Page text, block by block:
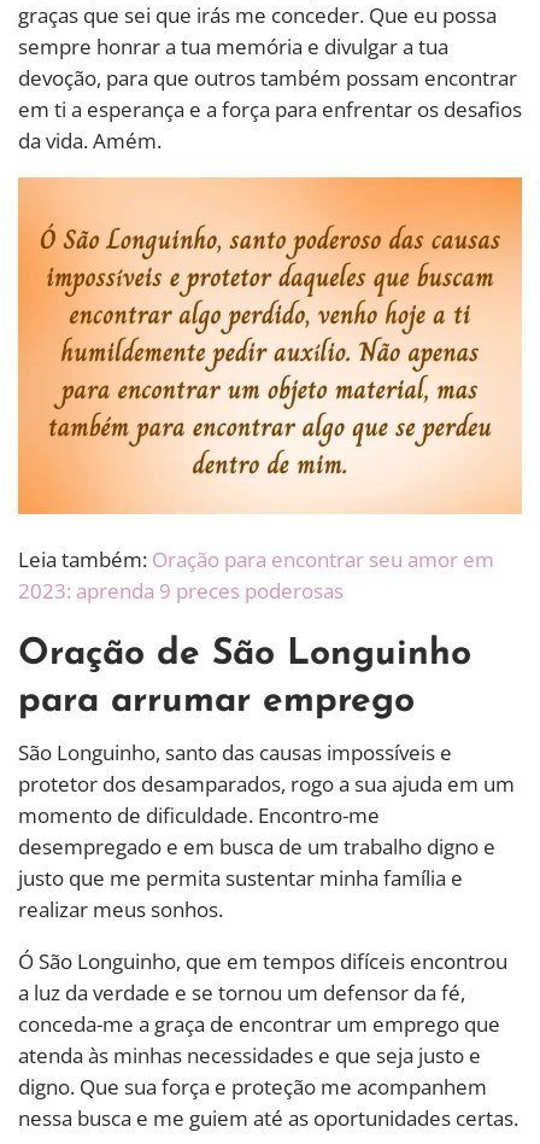
graças que sei que irás me conceder. Que eu possa
sempre honrar a tua memória e divulgar a tua
devoção, para que outros também possam encontrar
em ti a esperança e a força para enfrentar os desafios
da vida. Amém.
Leia também: Oração para encontrar seu amor em
2023: aprenda 9 preces poderosas
Oração de São Longuinho
para arrumar emprego
São Longuinho, santo das causas impossíveis e
protetor dos desamparados, rogo a sua ajuda em um
momento de dificuldade. Encontro-me
desempregado e em busca de um trabalho digno e
justo que me permita sustentar minha família e
realizar meus sonhos.
Ó São Longuinho, que em tempos difíceis encontrou
a luz da verdade e se tornou um defensor da fé,
conceda-me a graça de encontrar um emprego que
atenda às minhas necessidades e que seja justo e
digno. Que sua força e proteção me acompanhem
nessa busca e me guiem até as oportunidades certas.